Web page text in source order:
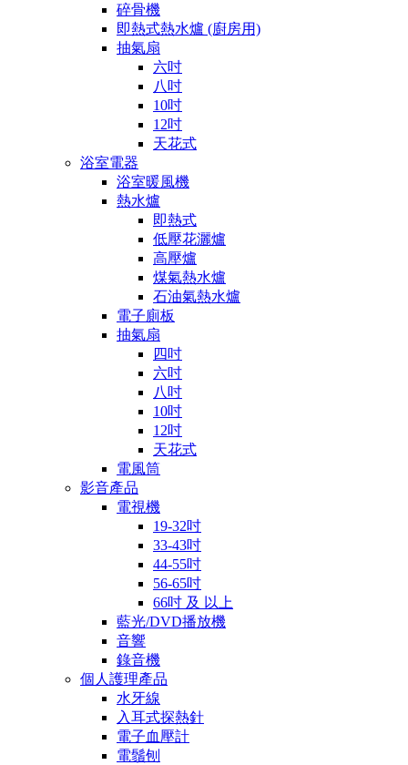
碎骨機
即熱式熱水爐 (廚房用)
抽氣扇
六吋
八吋
10吋
12吋
天花式
浴室電器
浴室暖風機
熱水爐
即熱式
低壓花灑爐
高壓爐
煤氣熱水爐
石油氣熱水爐
電子廁板
抽氣扇
四吋
六吋
八吋
10吋
12吋
天花式
電風筒
影音產品
電視機
19-32吋
33-43吋
44-55吋
56-65吋
66吋 及 以上
藍光/DVD播放機
音響
錄音機
個人護理產品
水牙線
入耳式探熱針
電子血壓計
電鬚刨